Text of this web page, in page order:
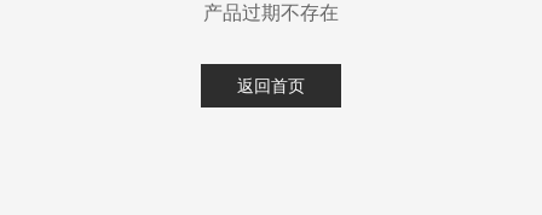
产品过期不存在
返回首页